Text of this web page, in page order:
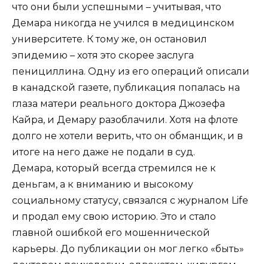
что они были успешными – учитывая, что
Демара никогда не учился в медицинском
университете. К тому же, он остановил
эпидемию – хотя это скорее заслуга
пенициллина. Одну из его операций описали
в канадской газете, публикация попалась на
глаза матери реального доктора Джозефа
Кайра, и Демару разоблачили. Хотя на флоте
долго не хотели верить, что он обманщик, и в
итоге на него даже не подали в суд.
Демара, который всегда стремился не к
деньгам, а к вниманию и высокому
социальному статусу, связался с журналом Life
и продал ему свою историю. Это и стало
главной ошибкой его мошеннической
карьеры. До публикации он мог легко «быть»